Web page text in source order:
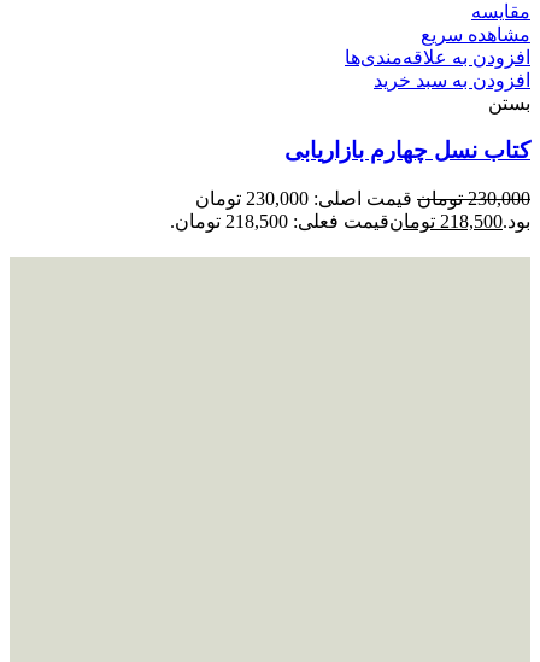
مقایسه
مشاهده سریع
افزودن به علاقه‌مندی‌ها
افزودن به سبد خرید
بستن
کتاب نسل چهارم بازاریابی
230,000 تومان
قیمت اصلی: 230,000 تومان
بود.218,500 تومانقیمت فعلی: 218,500 تومان.